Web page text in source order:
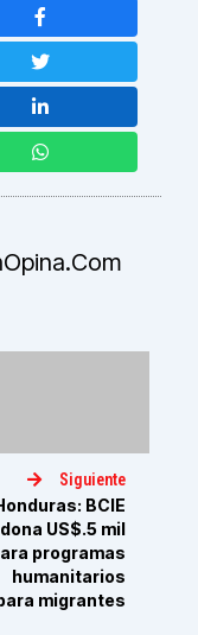
Siguiente
BCIE
dona US$.5 mil
programas
humanitarios
migrantes